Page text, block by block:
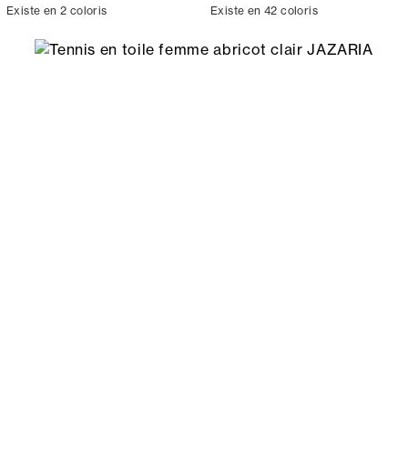
Existe en 2 coloris Existe en 42 coloris